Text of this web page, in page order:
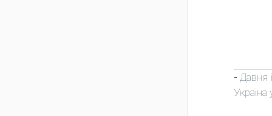
- Давня
Україна